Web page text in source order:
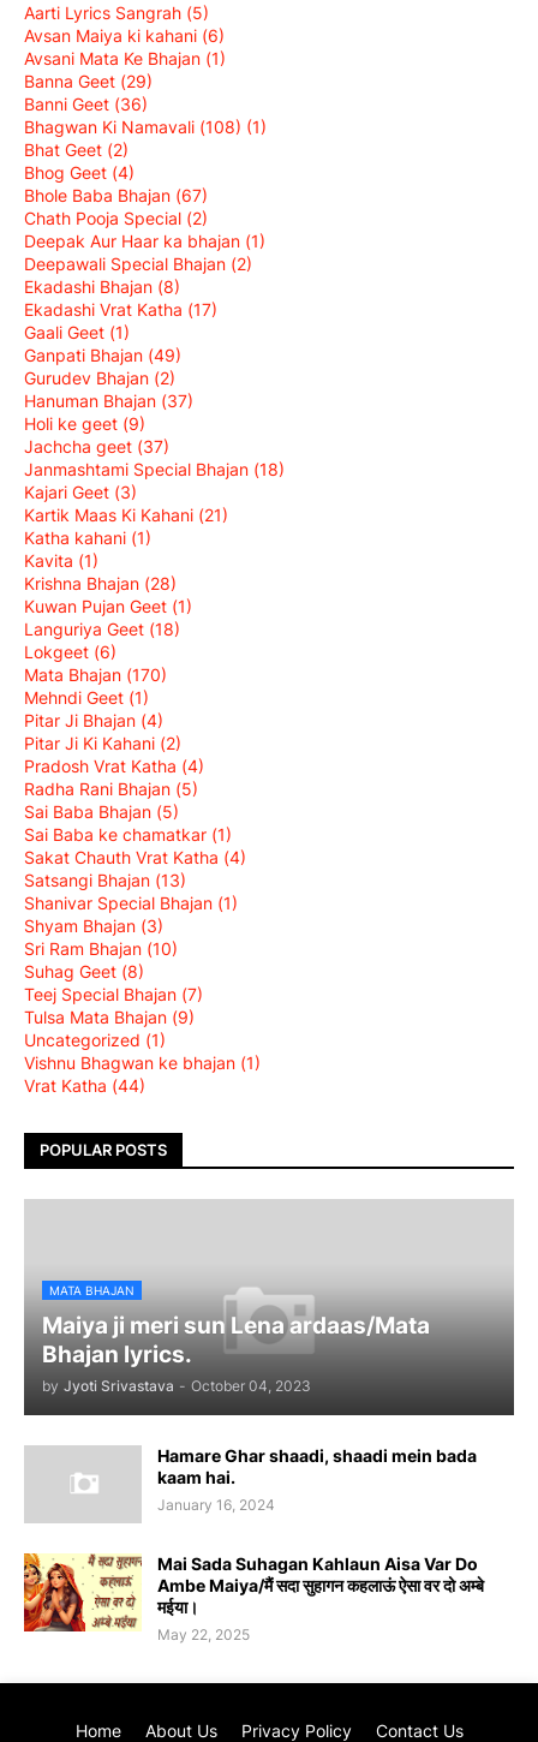
Aarti Lyrics Sangrah (5)
Avsan Maiya ki kahani (6)
Avsani Mata Ke Bhajan (1)
Banna Geet (29)
Banni Geet (36)
Bhagwan Ki Namavali (108) (1)
Bhat Geet (2)
Bhog Geet (4)
Bhole Baba Bhajan (67)
Chath Pooja Special (2)
Deepak Aur Haar ka bhajan (1)
Deepawali Special Bhajan (2)
Ekadashi Bhajan (8)
Ekadashi Vrat Katha (17)
Gaali Geet (1)
Ganpati Bhajan (49)
Gurudev Bhajan (2)
Hanuman Bhajan (37)
Holi ke geet (9)
Jachcha geet (37)
Janmashtami Special Bhajan (18)
Kajari Geet (3)
Kartik Maas Ki Kahani (21)
Katha kahani (1)
Kavita (1)
Krishna Bhajan (28)
Kuwan Pujan Geet (1)
Languriya Geet (18)
Lokgeet (6)
Mata Bhajan (170)
Mehndi Geet (1)
Pitar Ji Bhajan (4)
Pitar Ji Ki Kahani (2)
Pradosh Vrat Katha (4)
Radha Rani Bhajan (5)
Sai Baba Bhajan (5)
Sai Baba ke chamatkar (1)
Sakat Chauth Vrat Katha (4)
Satsangi Bhajan (13)
Shanivar Special Bhajan (1)
Shyam Bhajan (3)
Sri Ram Bhajan (10)
Suhag Geet (8)
Teej Special Bhajan (7)
Tulsa Mata Bhajan (9)
Uncategorized (1)
Vishnu Bhagwan ke bhajan (1)
Vrat Katha (44)
POPULAR POSTS
MATA BHAJAN
Maiya ji meri sun Lena ardaas/Mata
Bhajan lyrics.
by Jyoti Srivastava - October 04, 2023
Hamare Ghar shaadi, shaadi mein bada
kaam hai.
January 16, 2024
Mai Sada Suhagan Kahlaun Aisa Var Do
Ambe Maiya/मैं सदा सुहागन कहलाऊं ऐसा वर दो अम्बे
मईया।
May 22, 2025
Home About Us Privacy Policy Contact Us